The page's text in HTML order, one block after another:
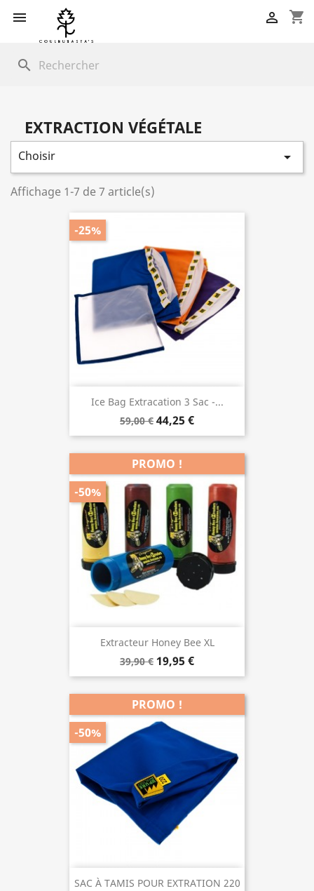
 shopping_cart

search
EXTRACTION VÉGÉTALE
Choisir 
Affichage 1-7 de 7 article(s)
Ice Bag Extracation 3 Sac -...
59,00 € 44,25 €
-25%
Extracteur Honey Bee XL
39,90 € 19,95 €
PROMO !
-50%
SAC À TAMIS POUR EXTRATION 220
PROMO !
-50%